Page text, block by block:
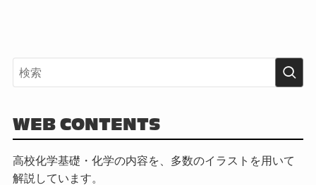
WEB CONTENTS
高校化学基礎・化学の内容を、多数のイラストを用いて
解説しています。